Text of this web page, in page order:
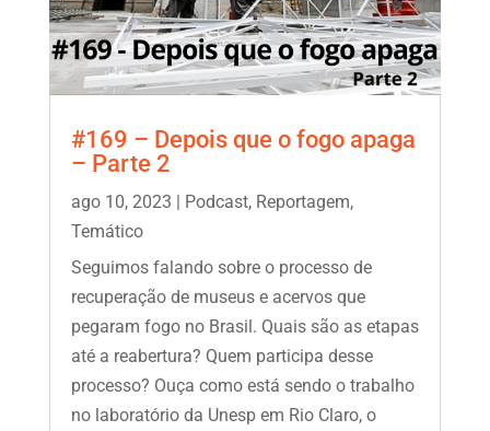
#169 – Depois que o fogo apaga
– Parte 2
ago 10, 2023 | Podcast, Reportagem,
Temático
Seguimos falando sobre o processo de
recuperação de museus e acervos que
pegaram fogo no Brasil. Quais são as etapas
até a reabertura? Quem participa desse
processo? Ouça como está sendo o trabalho
no laboratório da Unesp em Rio Claro, o